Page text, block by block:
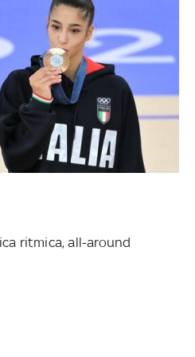
ritmica, all-around